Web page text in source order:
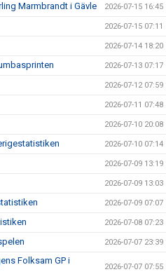
Marmbrandt i Gävle 2026-07-15 16:45
2026-07-15 07:11
2026-07-14 18:20
2026-07-13 07:17
2026-07-12 07:59
2026-07-11 07:48
2026-07-10 20:08
2026-07-10 07:14
2026-07-09 13:19
2026-07-09 13:03
2026-07-09 07:07
2026-07-08 07:23
2026-07-07 23:39
Folksam GP i
2026-07-07 07:55